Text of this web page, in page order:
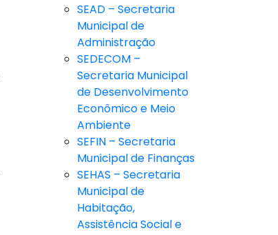
SEAD – Secretaria
Municipal de
Administração
SEDECOM –
Secretaria Municipal
de Desenvolvimento
Econômico e Meio
Ambiente
SEFIN – Secretaria
Municipal de Finanças
SEHAS – Secretaria
Municipal de
Habitação,
Assistência Social e